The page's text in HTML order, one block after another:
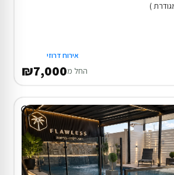
)
אירוח דרוזי
החל מ₪7,000